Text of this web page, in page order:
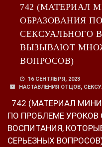
742 (МАТЕРИАЛ
ОБРАЗОВАНИЯ
СЕКСУАЛЬНОГО
ВЫЗЫВАЮТ
ВОПРОСОВ)
16 СЕНТЯБРЯ, 2023
НАСТАВЛЕНИЯ ОТЦОВ,
742 (МАТЕРИАЛ
ПО ПРОБЛЕМЕ УРОКОВ
ВОСПИТАНИЯ,
СЕРЬЕЗНЫХ